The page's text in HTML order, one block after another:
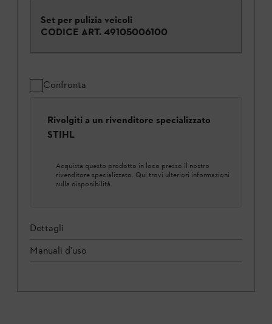
Set per pulizia veicoli
CODICE ART. 49105006100
Confronta
Rivolgiti a un rivenditore specializzato
STIHL
Acquista questo prodotto in loco presso il nostro
rivenditore specializzato. Qui trovi ulteriori informazioni
sulla disponibilità.
Dettagli
Manuali d'uso